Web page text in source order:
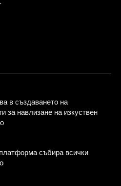
в създаването на
за навлизане на изкуствен
събира всички